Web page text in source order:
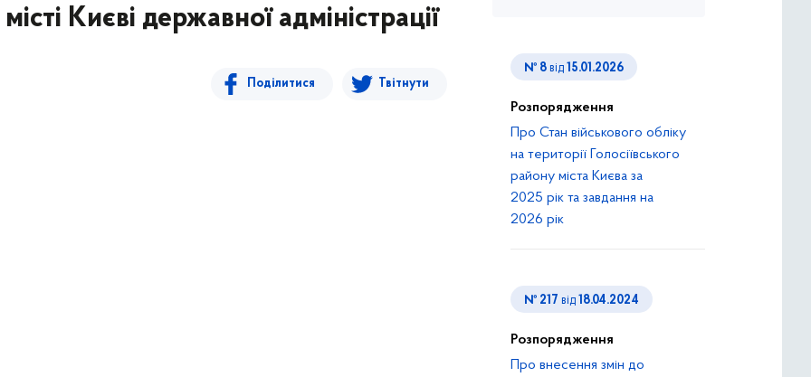
Києві державної адміністрації
Поділитися Твітнути
№ 8 від 15.01.2026
Розпорядження
Про Стан військового обліку
на території Голосіївського
району міста Києва за
2025 рік та завдання на
2026 рік
№ 217 від 18.04.2024
Розпорядження
Про внесення змін до